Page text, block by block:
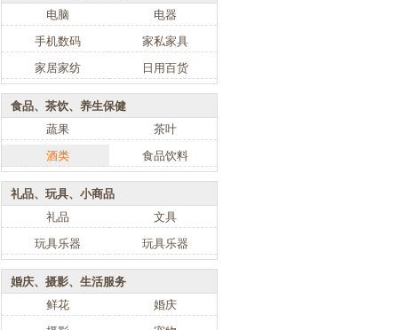
电脑
电器
手机数码
家私家具
家居家纺
日用百货
食品、茶饮、养生保健
蔬果
茶叶
酒类
食品饮料
礼品、玩具、小商品
礼品
文具
玩具乐器
玩具乐器
婚庆、摄影、生活服务
鲜花
婚庆